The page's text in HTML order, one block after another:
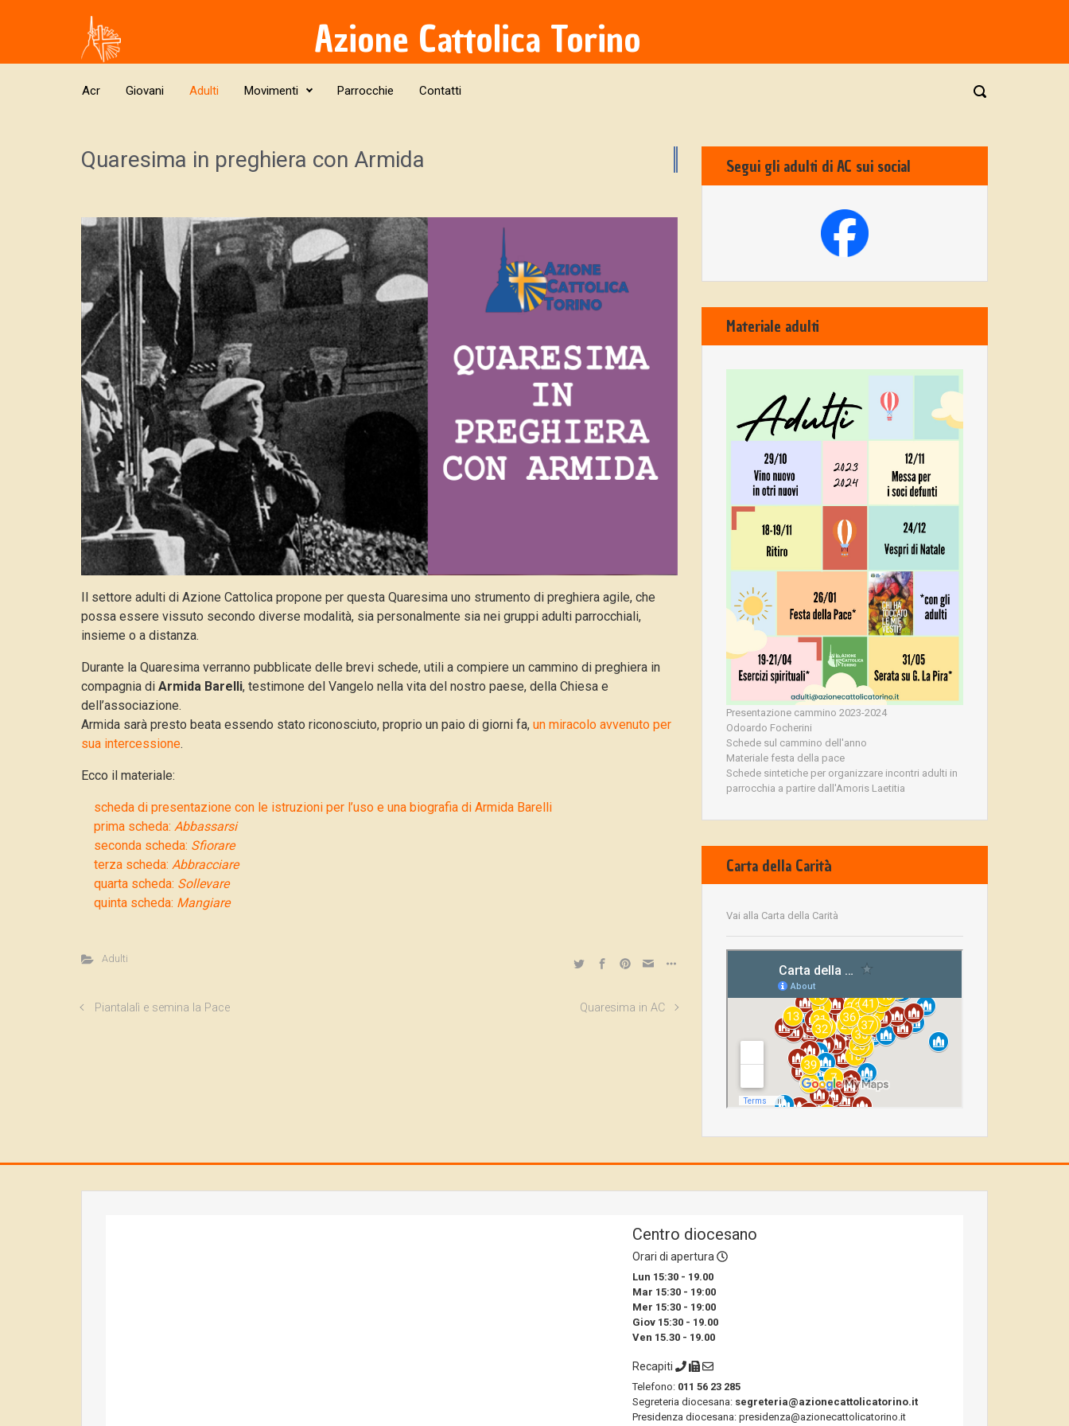
Skip to main content Azione Cattolica Torino
Acr Giovani Adulti Movimenti Parrocchie Contatti
Quaresima in preghiera con Armida
Il settore adulti di Azione Cattolica propone per questa Quaresima uno strumento di preghiera agile, che
possa essere vissuto secondo diverse modalità, sia personalmente sia nei gruppi adulti parrocchiali,
insieme o a distanza.
Durante la Quaresima verranno pubblicate delle brevi schede, utili a compiere un cammino di preghiera in
compagnia di Armida Barelli, testimone del Vangelo nella vita del nostro paese, della Chiesa e
dell’associazione.
Armida sarà presto beata essendo stato riconosciuto, proprio un paio di giorni fa, un miracolo avvenuto per
sua intercessione.
Ecco il materiale:
scheda di presentazione con le istruzioni per l’uso e una biografia di Armida Barelli
prima scheda: Abbassarsi
seconda scheda: Sfiorare
terza scheda: Abbracciare
quarta scheda: Sollevare
quinta scheda: Mangiare
Adulti
Piantalalì e semina la Pace Quaresima in AC
Segui gli adulti di AC sui social
Materiale adulti
Presentazione cammino 2023-2024
Odoardo Focherini
Schede sul cammino dell'anno
Materiale festa della pace
Schede sintetiche per organizzare incontri adulti in
parrocchia a partire dall'Amoris Laetitia
Carta della Carità
Vai alla Carta della Carità
Centro diocesano
Orari di apertura
Lun 15:30 - 19.00
Mar 15:30 - 19:00
Mer 15:30 - 19:00
Giov 15:30 - 19.00
Ven 15.30 - 19.00
Recapiti
Telefono: 011 56 23 285
Segreteria diocesana: segreteria@azionecattolicatorino.it
Presidenza diocesana: presidenza@azionecattolicatorino.it